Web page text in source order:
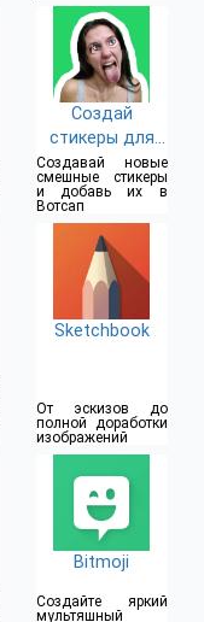
Создай
стикеры для
WhatsApp
Создавай новые
смешные стикеры
и добавь их в
Вотсап
Sketchbook
От эскизов до
полной доработки
изображений
Bitmoji
Создайте яркий
мультяшный